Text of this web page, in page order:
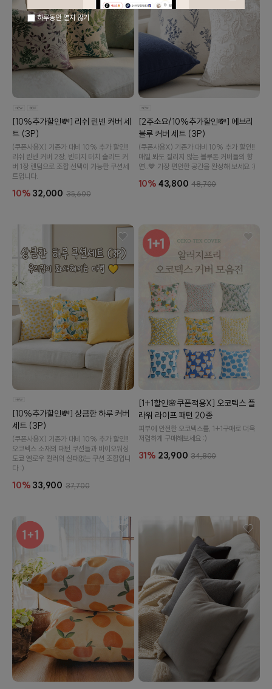
어요
[10%추가할인💸] 리쉬 린넨 커버 세
트 (3P)
(쿠폰사용X) 기존가 대비 10% 추가 할인‼️
리쉬 린넨 커버 2장, 빈티지 터치 솔리드 커
버 1장 랜덤으로 조합 선택이 가능한 쿠션세
트입니다.
10% 32,000 35,600
[2주소요/10%추가할인💸] 에브리
블루 커버 세트 (3P)
(쿠폰사용X) 기존가 대비 10% 추가 할인‼️
매일 봐도 질리지 않는 블루톤 커버들의 향
연..💙 가장 편안한 공간을 완성해 보세요 :)
10% 43,800 48,700
[10%추가할인💸] 상큼한 하루 커버
세트 (3P)
(쿠폰사용X) 기존가 대비 10% 추가 할인‼️
오코텍스 소재의 패턴 쿠션들과 바이오워싱
도쿄 옐로우 컬러의 실패없는 쿠션 조합입니
다 :)
10% 33,900 37,700
[1+1할인🌸쿠폰적용X] 오코텍스 플
라워 라이프 패턴 20종
피부에 안전한 오코텍스를, 1+1구매로 더욱
저렴하게 구매해보세요 :)
31% 23,900 34,800
하루동안 열지 않기